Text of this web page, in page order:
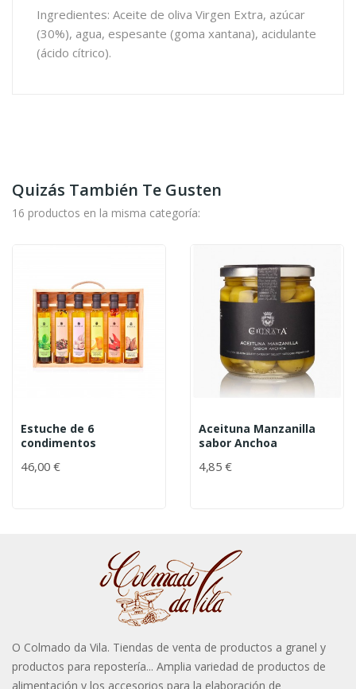
Ingredientes: Aceite de oliva Virgen Extra, azúcar
(30%), agua, espesante (goma xantana), acidulante
(ácido cítrico).
Quizás También Te Gusten
16 productos en la misma categoría:
Estuche de 6
condimentos
46,00 €
Aceituna Manzanilla
sabor Anchoa
4,85 €
O Colmado da Vila. Tiendas de venta de productos a granel y
productos para repostería... Amplia variedad de productos de
alimentación y los accesorios para la elaboración de